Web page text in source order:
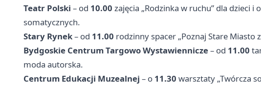
Teatr Polski – od 10.00 zajęcia „Rodzinka w ruchu” dla dzieci
somatycznych.
Stary Rynek– od 11.00 rodzinny spacer „Poznaj Stare Miasto
Bydgoskie Centrum Targowo Wystawiennicze– od 11.00
moda autorska.
Centrum Edukacji Muzealnej – o 11.30 warsztaty „Twórcza